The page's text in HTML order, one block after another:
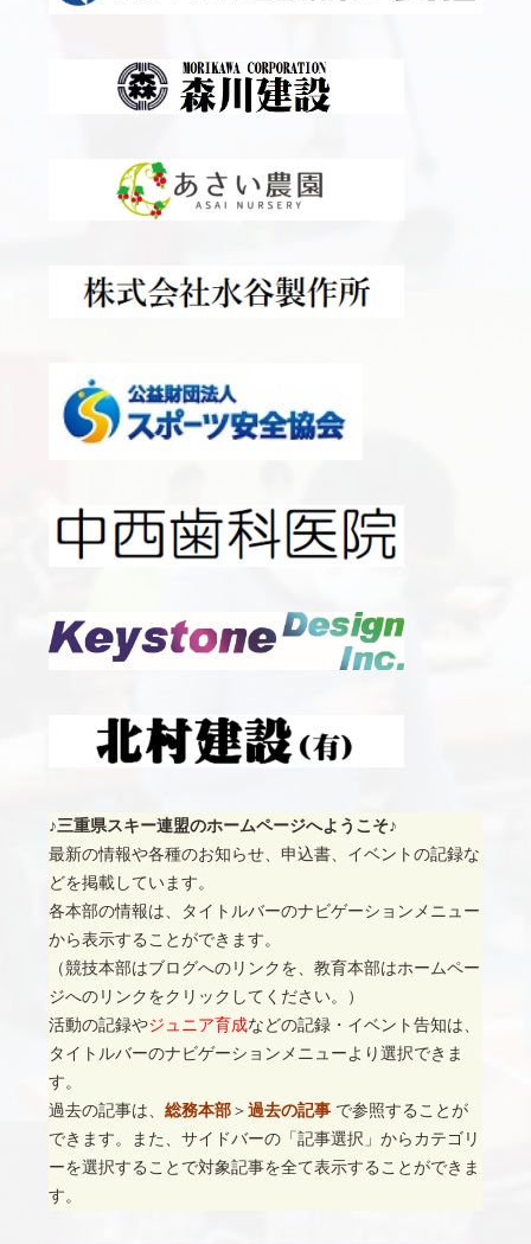
♪三重県スキー連盟のホームページへようこそ♪
最新の情報や各種のお知らせ、申込書、イベントの記録な
どを掲載しています。
各本部の情報は、タイトルバーのナビゲーションメニュー
から表示することができます。
（競技本部はブログへのリンクを、教育本部はホームペー
ジへのリンクをクリックしてください。）
活動の記録やジュニア育成などの記録・イベント告知は、
タイトルバーのナビゲーションメニューより選択できま
す。
過去の記事は、総務本部 ＞過去の記事 で参照することが
できます。また、サイドバーの「記事選択」からカテゴリ
ーを選択することで対象記事を全て表示することができま
す。